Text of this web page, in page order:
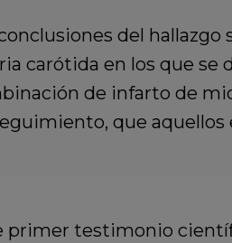
del
carótida en los que se
de infarto de
que aquellos
primer testimonio